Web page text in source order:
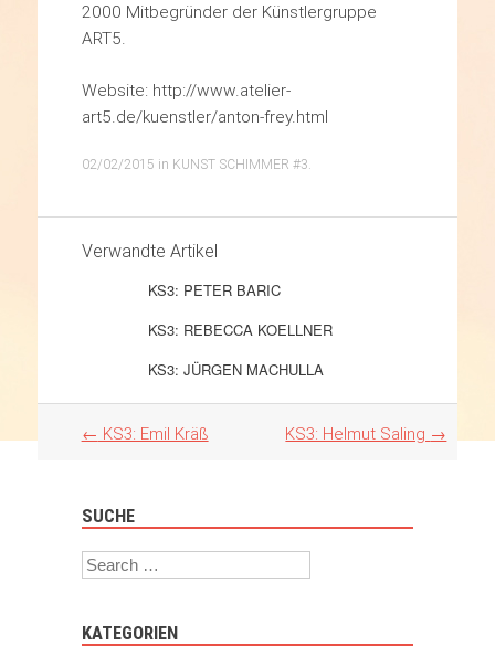
2000 Mitbegründer der Künstlergruppe
ART5.
Website: http://www.atelier-
art5.de/kuenstler/anton-frey.html
02/02/2015 in KUNST SCHIMMER #3.
Verwandte Artikel
KS3: PETER BARIC
KS3: REBECCA KOELLNER
KS3: JÜRGEN MACHULLA
Artikel
← KS3: Emil Kräß KS3: Helmut Saling →
SUCHE
Search
KATEGORIEN